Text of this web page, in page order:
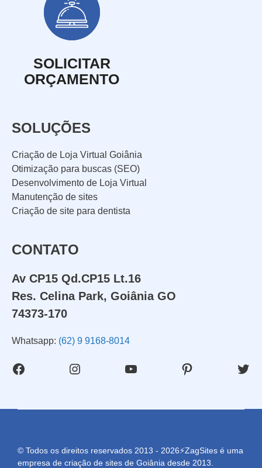
SOLICITAR
ORÇAMENTO
SOLUÇÕES
Criação de Loja Virtual Goiânia
Otimização para buscas (SEO)
Desenvolvimento de Loja Virtual
Manutenção de sites
Criação de site para dentista
CONTATO
Av CP15 Qd.CP15 Lt.16
Res. Celina Park, Goiânia GO
74373-170
Whatsapp: (62) 9 9168-8014
FacebookInstagramYoutube Pinterest
© Todos os direitos reservados 2013 - 2026⚡ZagSites é uma
empresa de criação de sites de Goiânia desde 2013.